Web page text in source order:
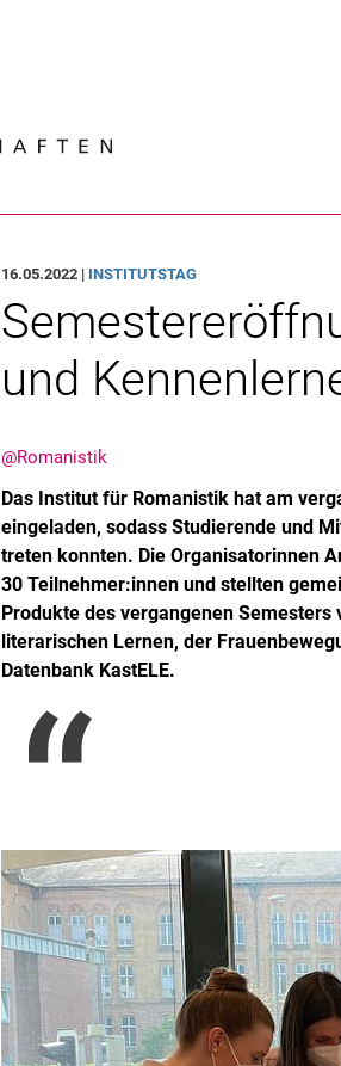
Springe
Springe
16.05.2022 | INSTITUTSTAG
und
@Romanistik
Das Institut für Romanistik hat am
eingeladen, sodass Studierende und
treten konnten. Die Organisatorinnen
30 Teilnehmer:innen und stellten
Produkte des vergangenen
literarischen Lernen, der
Datenbank KastELE.